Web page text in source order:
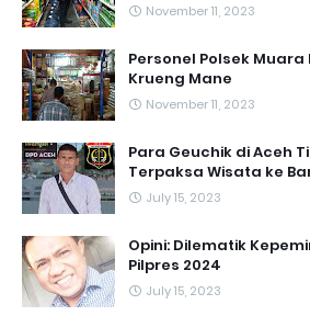
November 11, 2023
Personel Polsek
Krueng Mane
November 11, 2023
Para Geuchik di Aceh
Terpaksa Wisata ke
July 15, 2023
Opini: Dilematik
Pilpres 2024
July 15, 2023